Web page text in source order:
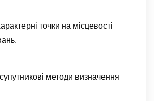
точки на місцевості
методи визначення